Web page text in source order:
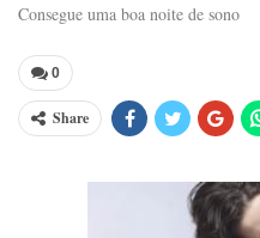
Consegue uma boa noite de sono
0
Share